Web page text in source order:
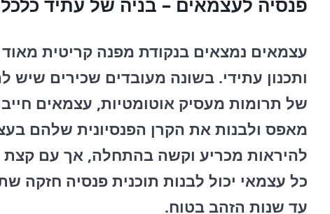
עצמאים נמצאים בנקודת מפנה קריטית
ותכנון עתידי. בשונה מעובדים שכירים שיש
של תרומות מעסיק אוטומטיות, עצמאים
מאפס ולבנות את הקרן הפנסיונית שלהם
להיראות מכריע וקשה בהתחלה, אך עם קצת
כל עצמאי יכול לבנות תוכנית פנסיה חזקה
עד שנות הזהב בטוח.